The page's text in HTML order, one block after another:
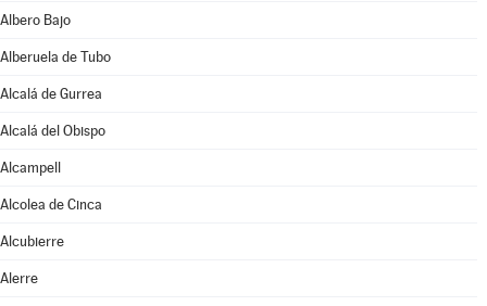
Albero Bajo
Alberuela de Tubo
Alcalá de Gurrea
Alcalá del Obispo
Alcampell
Alcolea de Cinca
Alcubierre
Alerre